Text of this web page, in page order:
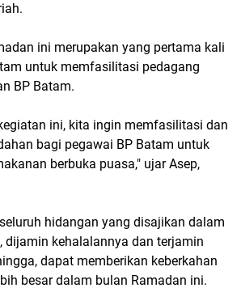
ini merupakan yang pertama kali
untuk memfasilitasi pedagang
BP Batam.
ini, kita ingin memfasilitasi dan
bagi pegawai BP Batam untuk
berbuka puasa," ujar Asep,
hidangan yang disajikan dalam
dijamin kehalalannya dan terjamin
dapat memberikan keberkahan
besar dalam bulan Ramadan ini.